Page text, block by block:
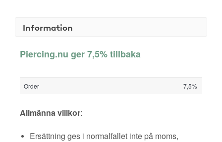
Information
Piercing.nu ger 7,5% tillbaka
Order 7,5%
Allmänna villkor:
Ersättning ges i normalfallet inte på moms,